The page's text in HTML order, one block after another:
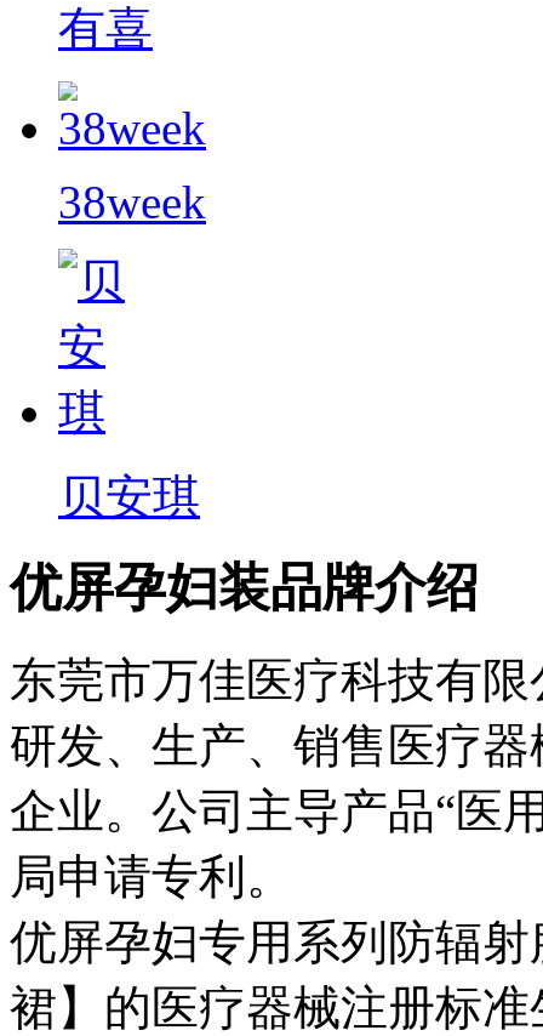
有喜
38week
贝安琪
优屏孕妇装品牌介绍
东莞市万佳医疗科技有
研发、生产、销售医疗
企业。公司主导产品“医
局申请专利。
优屏孕妇专用系列防辐
裙】的医疗器械注册标